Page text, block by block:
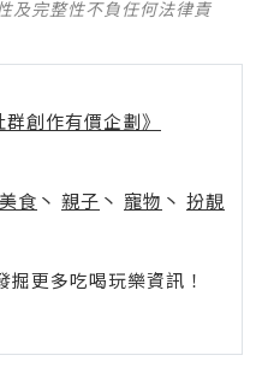
及完整性不負任何法律責
創作有價企劃》
美食 丶 親子 丶 寵物 丶 扮靚
更多吃喝玩樂資訊！